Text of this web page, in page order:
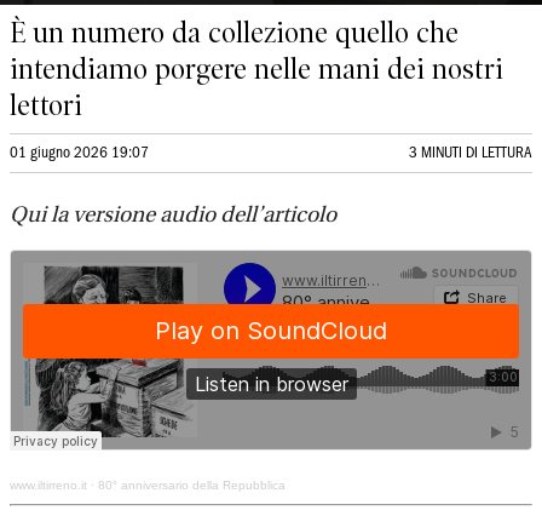
È un numero da collezione quello che
intendiamo porgere nelle mani dei nostri
lettori
01 giugno 2026 19:07 3 MINUTI DI LETTURA
Qui la versione audio dell’articolo
www.iltirreno.it · 80° anniversario della Repubblica